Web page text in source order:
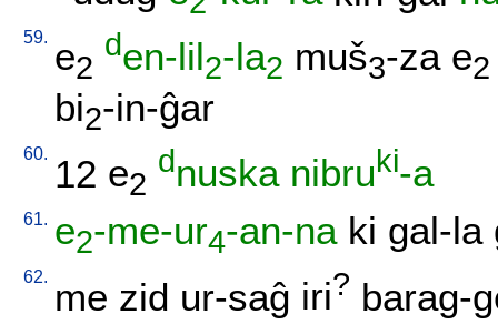
59. e2
den-lil2-la2 muš3-za e2
bi2-in-ĝar
60. 12 e2
dnuska nibruki-a
61. e2-me-ur4-an-na ki gal-la
62. me zid ur-saĝ iri? barag-